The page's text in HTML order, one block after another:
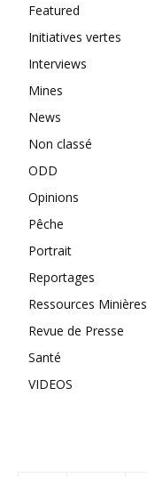
Featured
Initiatives vertes
Interviews
Mines
News
Non classé
ODD
Opinions
Pêche
Portrait
Reportages
Ressources Minières
Revue de Presse
Santé
VIDEOS